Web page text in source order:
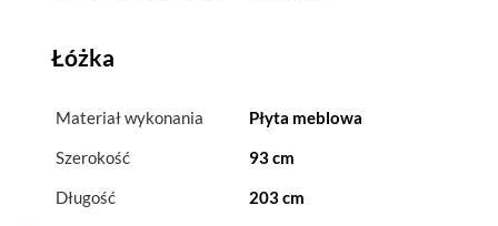
Łóżka
Materiał wykonania Płyta meblowa
Długość 203 cm
Szerokość 93 cm